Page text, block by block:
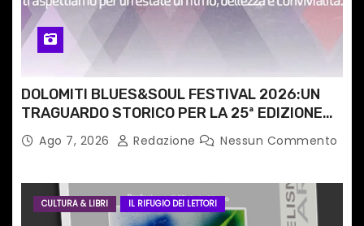
l
DOLOMITI BLUES&SOUL FESTIVAL 2026:UN
TRAGUARDO STORICO PER LA 25ª EDIZIONE
TRA LE CIME PATRIMONIO UNESCO
Ago 7, 2026 Redazione Nessun Commento
CULTURA & LIBRI IL RIFUGIO DEI LETTORI